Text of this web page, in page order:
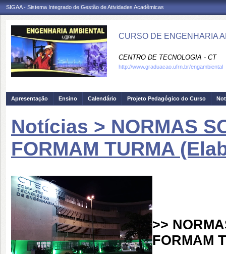
SIGAA - Sistema Integrado de Gestão de Atividades Acadêmicas
CURSO DE ENGENHARIA
CENTRO DE TECNOLOGIA - CT
http://www.graduacao.ufrn.br/engambiental
Apresentação Ensino Calendário Projeto Pedagógico do Curso
Notícias > NORMAS
FORMAM TURMA
>>
FORMAM